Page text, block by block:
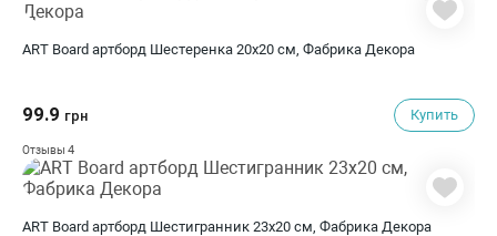
ART Board артборд Шестеренка 20х20 см, Фабрика Декора
99.9 грн Купить
Отзывы 4
ART Board артборд Шестигранник 23х20 см, Фабрика Декора